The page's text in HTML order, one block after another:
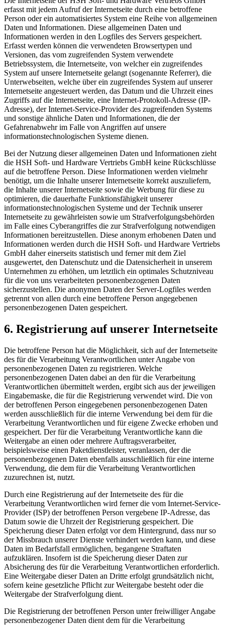
erfasst mit jedem Aufruf der Internetseite durch eine betroffene
Person oder ein automatisiertes System eine Reihe von allgemeinen
Daten und Informationen. Diese allgemeinen Daten und
Informationen werden in den Logfiles des Servers gespeichert.
Erfasst werden können die verwendeten Browsertypen und
Versionen, das vom zugreifenden System verwendete
Betriebssystem, die Internetseite, von welcher ein zugreifendes
System auf unsere Internetseite gelangt (sogenannte Referrer), die
Unterwebseiten, welche über ein zugreifendes System auf unserer
Internetseite angesteuert werden, das Datum und die Uhrzeit eines
Zugriffs auf die Internetseite, eine Internet-Protokoll-Adresse (IP-
Adresse), der Internet-Service-Provider des zugreifenden Systems
und sonstige ähnliche Daten und Informationen, die der
Gefahrenabwehr im Falle von Angriffen auf unsere
informationstechnologischen Systeme dienen.
Bei der Nutzung dieser allgemeinen Daten und Informationen zieht
die HSH Soft- und Hardware Vertriebs GmbH keine Rückschlüsse
auf die betroffene Person. Diese Informationen werden vielmehr
benötigt, um die Inhalte unserer Internetseite korrekt auszuliefern,
die Inhalte unserer Internetseite sowie die Werbung für diese zu
optimieren, die dauerhafte Funktionsfähigkeit unserer
informationstechnologischen Systeme und der Technik unserer
Internetseite zu gewährleisten sowie um Strafverfolgungsbehörden
im Falle eines Cyberangriffes die zur Strafverfolgung notwendigen
Informationen bereitzustellen. Diese anonym erhobenen Daten und
Informationen werden durch die HSH Soft- und Hardware Vertriebs
GmbH daher einerseits statistisch und ferner mit dem Ziel
ausgewertet, den Datenschutz und die Datensicherheit in unserem
Unternehmen zu erhöhen, um letztlich ein optimales Schutzniveau
für die von uns verarbeiteten personenbezogenen Daten
sicherzustellen. Die anonymen Daten der Server-Logfiles werden
getrennt von allen durch eine betroffene Person angegebenen
personenbezogenen Daten gespeichert.
6. Registrierung auf unserer Internetseite
Die betroffene Person hat die Möglichkeit, sich auf der Internetseite
des für die Verarbeitung Verantwortlichen unter Angabe von
personenbezogenen Daten zu registrieren. Welche
personenbezogenen Daten dabei an den für die Verarbeitung
Verantwortlichen übermittelt werden, ergibt sich aus der jeweiligen
Eingabemaske, die für die Registrierung verwendet wird. Die von
der betroffenen Person eingegebenen personenbezogenen Daten
werden ausschließlich für die interne Verwendung bei dem für die
Verarbeitung Verantwortlichen und für eigene Zwecke erhoben und
gespeichert. Der für die Verarbeitung Verantwortliche kann die
Weitergabe an einen oder mehrere Auftragsverarbeiter,
beispielsweise einen Paketdienstleister, veranlassen, der die
personenbezogenen Daten ebenfalls ausschließlich für eine interne
Verwendung, die dem für die Verarbeitung Verantwortlichen
zuzurechnen ist, nutzt.
Durch eine Registrierung auf der Internetseite des für die
Verarbeitung Verantwortlichen wird ferner die vom Internet-Service-
Provider (ISP) der betroffenen Person vergebene IP-Adresse, das
Datum sowie die Uhrzeit der Registrierung gespeichert. Die
Speicherung dieser Daten erfolgt vor dem Hintergrund, dass nur so
der Missbrauch unserer Dienste verhindert werden kann, und diese
Daten im Bedarfsfall ermöglichen, begangene Straftaten
aufzuklären. Insofern ist die Speicherung dieser Daten zur
Absicherung des für die Verarbeitung Verantwortlichen erforderlich.
Eine Weitergabe dieser Daten an Dritte erfolgt grundsätzlich nicht,
sofern keine gesetzliche Pflicht zur Weitergabe besteht oder die
Weitergabe der Strafverfolgung dient.
Die Registrierung der betroffenen Person unter freiwilliger Angabe
personenbezogener Daten dient dem für die Verarbeitung